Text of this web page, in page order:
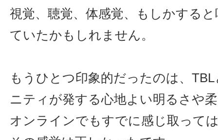
視覚、聴覚、体感覚、もしかする
ていたかもしれません。
もうひとつ印象的だったのは、
ニティが発する心地よい明るさや
オンラインでもすでに感じ取って